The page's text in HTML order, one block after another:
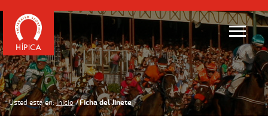
Usted está en: Inicio Ficha del Jinete